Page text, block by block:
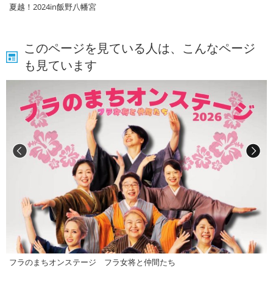
夏越！2024in飯野八幡宮
このページを見ている人は、こんなページ
も見ています
フラのまちオンステージ フラ女将と仲間たち